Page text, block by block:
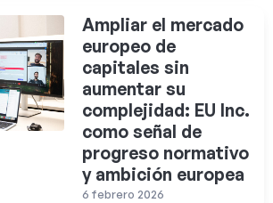
Ampliar el mercado
europeo de
capitales sin
aumentar su
complejidad: EU Inc.
como señal de
progreso normativo
y ambición europea
6 febrero 2026